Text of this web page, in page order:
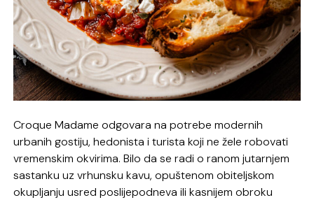
Croque Madame odgovara na potrebe modernih
urbanih gostiju, hedonista i turista koji ne žele robovati
vremenskim okvirima. Bilo da se radi o ranom jutarnjem
sastanku uz vrhunsku kavu, opuštenom obiteljskom
okupljanju usred poslijepodneva ili kasnijem obroku